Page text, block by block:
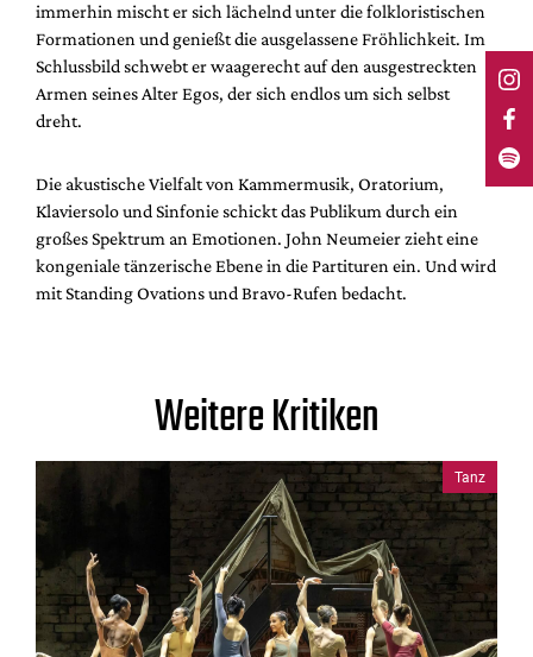
immerhin mischt er sich lächelnd unter die folkloristischen
Formationen und genießt die ausgelassene Fröhlichkeit. Im
Schlussbild schwebt er waagerecht auf den ausgestreckten
Armen seines Alter Egos, der sich endlos um sich selbst
dreht.
Die akustische Vielfalt von Kammermusik, Oratorium,
Klaviersolo und Sinfonie schickt das Publikum durch ein
großes Spektrum an Emotionen. John Neumeier zieht eine
kongeniale tänzerische Ebene in die Partituren ein. Und wird
mit Standing Ovations und Bravo-Rufen bedacht.
Weitere Kritiken
Tanz